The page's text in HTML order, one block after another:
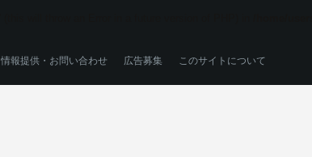
情報提供・お問い合わせ 広告募集 このサイトについて